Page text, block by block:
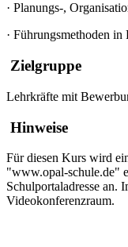
· Planungs-,
· Führungsmethoden in
Zielgruppe
Lehrkräfte mit
Hinweise
Für diesen Kurs wird
"www.opal-schule.de"
Schulportaladresse an.
Videokonferenzraum.